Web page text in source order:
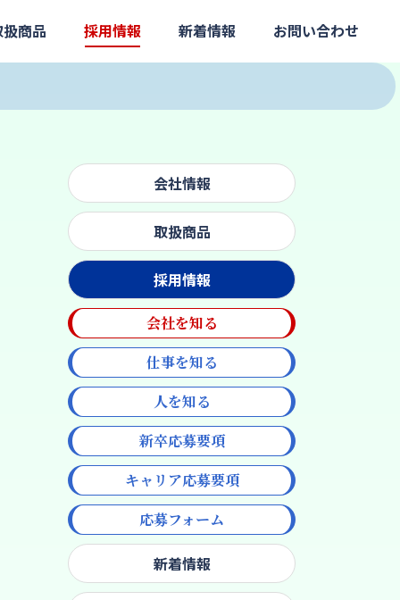
商品 採用情報 新着情報 お問い合わせ
会社情報
取扱商品
採用情報
会社を知る
仕事を知る
人を知る
新卒応募要項
キャリア応募要項
応募フォーム
新着情報